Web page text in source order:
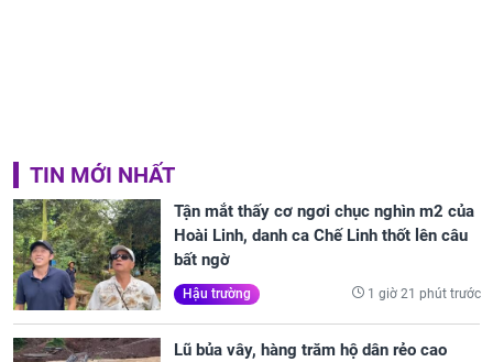
TIN MỚI NHẤT
Tận mắt thấy cơ ngơi chục nghìn m2 của
Hoài Linh, danh ca Chế Linh thốt lên câu
bất ngờ
Hậu trường 1 giờ 21 phút trước
Lũ bủa vây, hàng trăm hộ dân rẻo cao